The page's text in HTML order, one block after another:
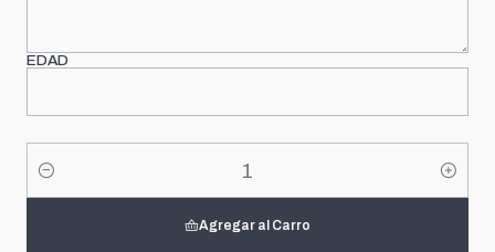
EDAD
Cantidad
Agregar al Carro